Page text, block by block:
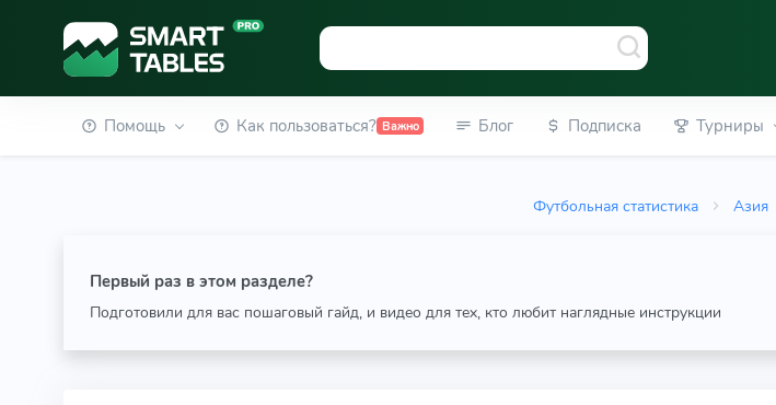
Помощь Как пользоваться? Важно Блог Подписка Турниры
Футбольная статистика Азия
Первый раз в этом разделе?
Подготовили для вас пошаговый гайд, и видео для тех, кто любит наглядные инструкции